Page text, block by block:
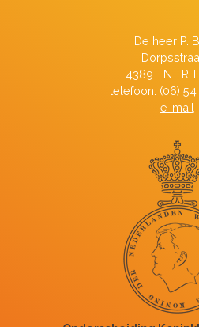
De heer P.
4389 TN
telefoon: (06) 54
e-mail